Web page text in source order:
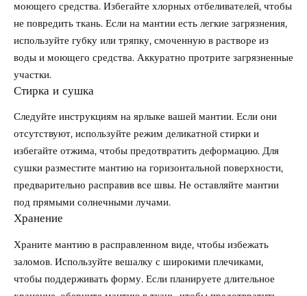
моющего средства. Избегайте хлорных отбеливателей, чтобы
не повредить ткань. Если на мантии есть легкие загрязнения,
используйте губку или тряпку, смоченную в растворе из
воды и моющего средства. Аккуратно протрите загрязненные
участки.
Стирка и сушка
Следуйте инструкциям на ярлыке вашей мантии. Если они
отсутствуют, используйте режим деликатной стирки и
избегайте отжима, чтобы предотвратить деформацию. Для
сушки разместите мантию на горизонтальной поверхности,
предварительно расправив все швы. Не оставляйте мантии
под прямыми солнечными лучами.
Хранение
Храните мантию в расправленном виде, чтобы избежать
заломов. Используйте вешалку с широкими плечиками,
чтобы поддерживать форму. Если планируете длительное